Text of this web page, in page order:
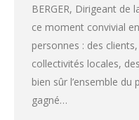
BERGER, Dirigeant de
ce moment convivial
personnes : des
collectivités locales,
bien sûr l’ensemble du
gagné…